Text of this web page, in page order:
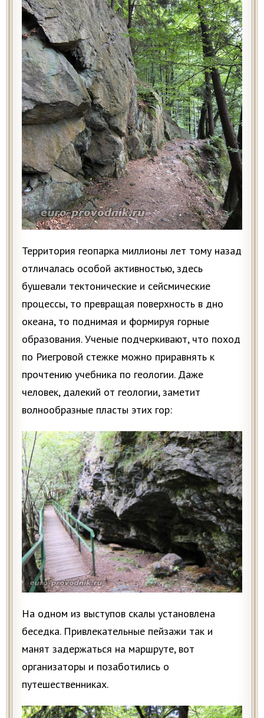
Территория геопарка миллионы лет тому назад
отличалась особой активностью, здесь
бушевали тектонические и сейсмические
процессы, то превращая поверхность в дно
океана, то поднимая и формируя горные
образования. Ученые подчеркивают, что поход
по Риегровой стежке можно приравнять к
прочтению учебника по геологии. Даже
человек, далекий от геологии, заметит
волнообразные пласты этих гор:
На одном из выступов скалы установлена
беседка. Привлекательные пейзажи так и
манят задержаться на маршруте, вот
организаторы и позаботились о
путешественниках.